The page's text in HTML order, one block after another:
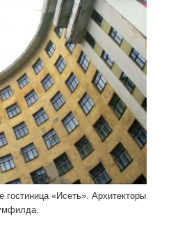
гостиница «Исеть». Архитекторы